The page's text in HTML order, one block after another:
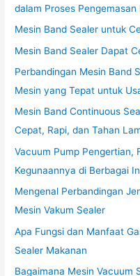
dalam Proses Pengemasan
Mesin Band Sealer untuk
Mesin Band Sealer Dapat
Perbandingan Mesin Band
Mesin yang Tepat untuk
Mesin Band Continuous
Cepat, Rapi, dan Tahan
Vacuum Pump Pengertian,
Kegunaannya di Berbagai
Mengenal Perbandingan
Mesin Vakum Sealer
Apa Fungsi dan Manfaat
Sealer Makanan
Bagaimana Mesin Vacuum